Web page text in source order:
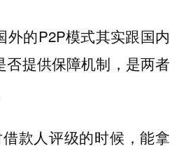
外的P2P模式其实跟国内
否提供保障机制，是两者
款人评级的时候，能拿